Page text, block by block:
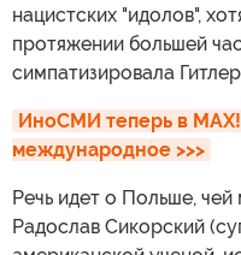
нацистских "идолов",
протяжении большей
симпатизировала
ИноСМИ теперь в
международное >>>
Речь идет о Польше,
Радослав Сикорский